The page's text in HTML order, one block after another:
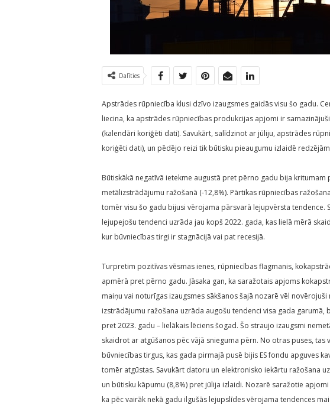
Dalīties
Apstrādes rūpniecība klusi dzīvo izaugsmes gaidās visu šo gadu.
liecina, ka apstrādes rūpniecības produkcijas apjomi ir
(kalendāri koriģēti dati). Savukārt, salīdzinot ar jūliju, apstrādes
koriģēti dati), un pēdējo reizi tik būtisku pieaugumu izlaidē
Būtiskākā negatīvā ietekme augustā pret pērno gadu bija
metālizstrādājumu ražošanā (-12,8%). Pārtikas rūpniecības
tomēr visu šo gadu bijusi vērojama pārsvarā lejupvērsta tendence.
lejupejošu tendenci uzrāda jau kopš 2022. gada, kas lielā mērā
kur būvniecības tirgi ir stagnācijā vai pat recesijā.
Turpretim pozitīvas vēsmas ienes, rūpniecības flagmanis,
apmērā pret pērno gadu. Jāsaka gan, ka saražotais apjoms
maiņu vai noturīgas izaugsmes sākšanos šajā nozarē vēl
izstrādājumu ražošana uzrāda augošu tendenci visa gada
pret 2023. gadu – lielākais lēciens šogad. Šo straujo izaugsmi
skaidrot ar atgūšanos pēc vājā snieguma pērn. No otras puses,
būvniecības tirgus, kas gada pirmajā pusē bijis ES fondu apguves
tomēr atgūstas. Savukārt datoru un elektronisko iekārtu ražošana
un būtisku kāpumu (8,8%) pret jūlija izlaidi. Nozarē saražotie
ka pēc vairāk nekā gadu ilgušās lejupslīdes vērojama tendences